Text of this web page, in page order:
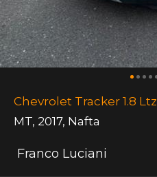
Chevrolet Tracker 1.8 Ltz
MT, 2017, Nafta
Franco Luciani